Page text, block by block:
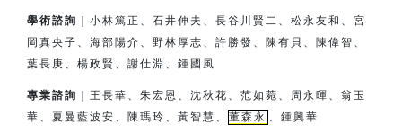
學術諮詢
｜小林篤正、石井伸夫、長谷川賢二、松永友和、宮
岡真央子、 海部陽介、 野林厚志、許勝發、陳有貝、陳偉智、
葉長庚、楊政賢、 謝仕淵、鍾國風
專業諮詢
｜王長華、朱宏恩、沈秋花、范如菀、周永暉、翁玉
華、夏曼藍波安、 陳瑪玲、黃智慧、 董森永 、鍾興華